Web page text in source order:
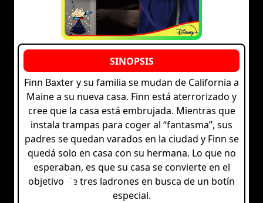
Finn Baxter y su familia se mudan de California a
Maine a su nueva casa. Finn está aterrorizado y
cree que la casa está embrujada. Mientras que
instala trampas para coger al “fantasma”, sus
padres se quedan varados en la ciudad y Finn se
quedá solo en casa con su hermana. Lo que no
esperaban, es que su casa se convierte en el
objetivo de tres ladrones en busca de un botín
especial.